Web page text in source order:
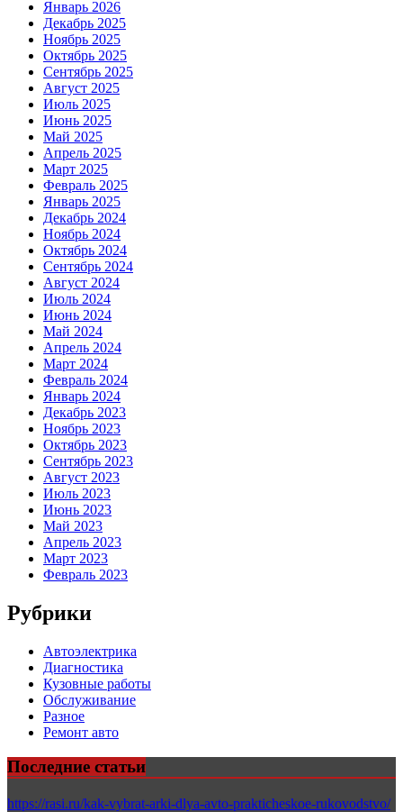
Январь 2026
Декабрь 2025
Ноябрь 2025
Октябрь 2025
Сентябрь 2025
Август 2025
Июль 2025
Июнь 2025
Май 2025
Апрель 2025
Март 2025
Февраль 2025
Январь 2025
Декабрь 2024
Ноябрь 2024
Октябрь 2024
Сентябрь 2024
Август 2024
Июль 2024
Июнь 2024
Май 2024
Апрель 2024
Март 2024
Февраль 2024
Январь 2024
Декабрь 2023
Ноябрь 2023
Октябрь 2023
Сентябрь 2023
Август 2023
Июль 2023
Июнь 2023
Май 2023
Апрель 2023
Март 2023
Февраль 2023
Рубрики
Автоэлектрика
Диагностика
Кузовные работы
Обслуживание
Разное
Ремонт авто
Последние статьи
https://rasi.ru/kak-vybrat-arki-dlya-avto-prakticheskoe-rukovodstvo/